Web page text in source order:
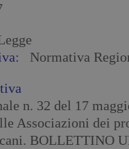
Normativa
n. 32 del 17
Associazioni dei
BOLLETTINO